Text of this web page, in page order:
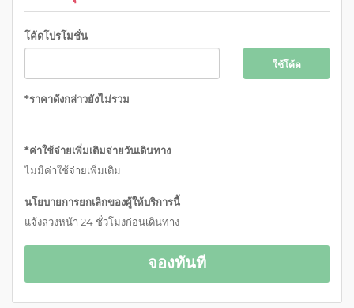
โค้ดโปรโมชั่น
ใช้โค้ด
*ราคาดังกล่าวยังไม่รวม
-
*ค่าใช้จ่ายเพิ่มเติมจ่ายวันเดินทาง
ไม่มีค่าใช้จ่ายเพิ่มเติม
นโยบายการยกเลิกของผู้ให้บริการนี้
แจ้งล่วงหน้า 24 ชั่วโมงก่อนเดินทาง
จองทันที